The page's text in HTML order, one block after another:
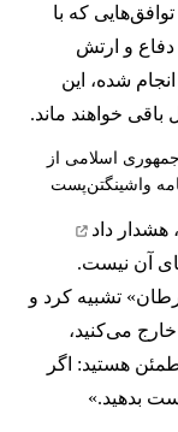
که با
دفاع و ارتش
شده، این
اسلامی از
واشینگتن‌پست
هشدار داد
آن نیست.
تشبیه کرد و
می‌کنید،
هستید: اگر
بدهید.»